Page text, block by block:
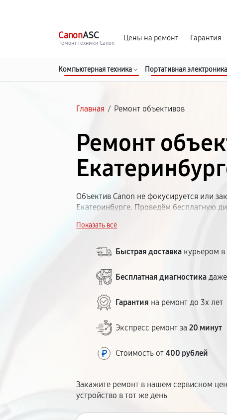
CanonASC
Ремонт техники Canon
Цены на ремонт Гарантия
Компьютерная техника Портативная электроника
Главная / Ремонт объективов
Ремонт
Объектив Canon не фокусируется или
Екатеринбурге. Проведём бесплатную
1–5 дней. Гарантия на работы и
Показать всё
Быстрая доставка курьером в
Бесплатная диагностика
Гарантия на ремонт до 3х лет
Экспресс ремонт за20 минут
Стоимость от400 рублей
Закажите ремонт в нашем сервисном
устройство в тот же день